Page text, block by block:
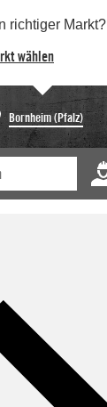
richtiger Markt?
wählen
Bornheim (Pfalz)